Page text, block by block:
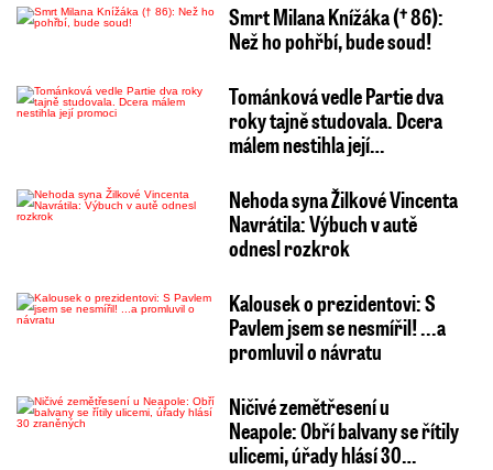
Smrt Milana Knížáka († 86):
Než ho pohřbí, bude soud!
Tománková vedle Partie dva
roky tajně studovala. Dcera
málem nestihla její…
Nehoda syna Žilkové Vincenta
Navrátila: Výbuch v autě
odnesl rozkrok
Kalousek o prezidentovi: S
Pavlem jsem se nesmířil! ...a
promluvil o návratu
Ničivé zemětřesení u
Neapole: Obří balvany se řítily
ulicemi, úřady hlásí 30…